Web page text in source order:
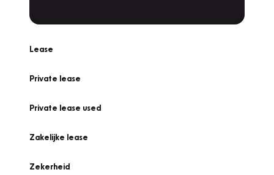
Lease
Private lease
Private lease used
Zakelijke lease
Zekerheid